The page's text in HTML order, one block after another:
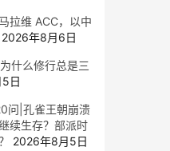
拉维 ACC，以中
2026年8月6日
什么修行总是三
日
问|孔雀王朝崩溃
续生存？部派时
2026年8月5日